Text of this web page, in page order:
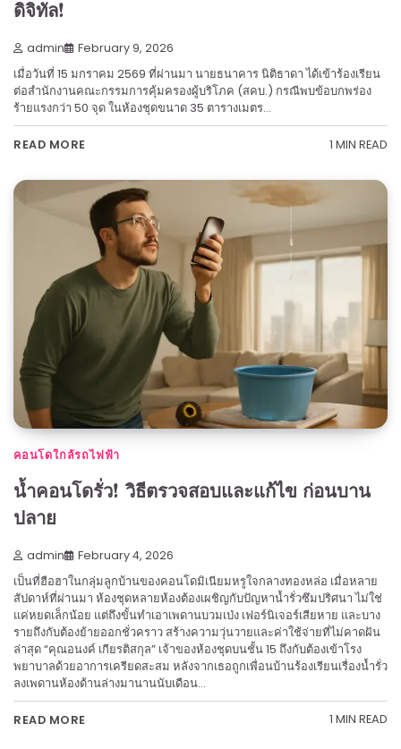
ดิจิทัล!
admin February 9, 2026
เมื่อวันที่ 15 มกราคม 2569 ที่ผ่านมา นายธนาคาร นิติธาดา ได้เข้าร้องเรียน
ต่อสำนักงานคณะกรรมการคุ้มครองผู้บริโภค (สคบ.) กรณีพบข้อบกพร่อง
ร้ายแรงกว่า 50 จุด ในห้องชุดขนาด 35 ตารางเมตร…
READ MORE 1 MIN READ
คอนโดใกล้รถไฟฟ้า
น้ำคอนโดรั่ว! วิธีตรวจสอบและแก้ไข ก่อนบาน
ปลาย
admin February 4, 2026
เป็นที่ฮือฮาในกลุ่มลูกบ้านของคอนโดมิเนียมหรูใจกลางทองหล่อ เมื่อหลาย
สัปดาห์ที่ผ่านมา ห้องชุดหลายห้องต้องเผชิญกับปัญหาน้ำรั่วซึมปริศนา ไม่ใช่
แค่หยดเล็กน้อย แต่ถึงขั้นทำเอาเพดานบวมเป่ง เฟอร์นิเจอร์เสียหาย และบาง
รายถึงกับต้องย้ายออกชั่วคราว สร้างความวุ่นวายและค่าใช้จ่ายที่ไม่คาดฝัน
ล่าสุด “คุณอนงค์ เกียรติสกุล” เจ้าของห้องชุดบนชั้น 15 ถึงกับต้องเข้าโรง
พยาบาลด้วยอาการเครียดสะสม หลังจากเธอถูกเพื่อนบ้านร้องเรียนเรื่องน้ำรั่ว
ลงเพดานห้องด้านล่างมานานนับเดือน…
READ MORE 1 MIN READ